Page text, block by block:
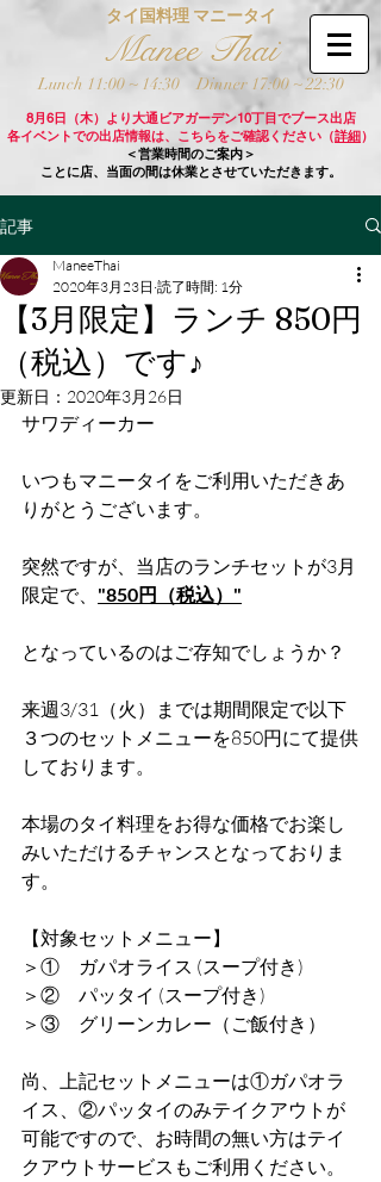
タイ国料理 マニータイ
Manee Thai
Lunch 11:00 ~ 14:30 Dinner 17:00 ~ 22:30
8月6日（木）より大通ビアガーデン10丁目でブース出店
各イベントでの出店情報は、こちらをご確認ください（詳細）
＜営業時間のご案内＞
ことに店、当面の間は休業とさせていただきます。
記事
【3月限定】ランチ 850円
（税込）です♪
ManeeThai
2020年3月23日 読了時間: 1分
更新日： 2020年3月26日
サワディーカー
いつもマニータイをご利用いただきあ
りがとうございます。
突然ですが、当店のランチセットが3月
限定で、 "850円（税込）"
となっているのはご存知でしょうか？
来週3/31（火）までは期間限定で以下
３つのセットメニューを850円にて提供
しております。
本場のタイ料理をお得な価格でお楽し
みいただけるチャンスとなっておりま
す。
【対象セットメニュー】
＞①　ガパオライス (スープ付き)
＞②　パッタイ (スープ付き)
＞③　グリーンカレー（ご飯付き）
尚、上記セットメニューは①ガパオラ
イス、②パッタイのみテイクアウトが
可能ですので、お時間の無い方はテイ
クアウトサービスもご利用ください。